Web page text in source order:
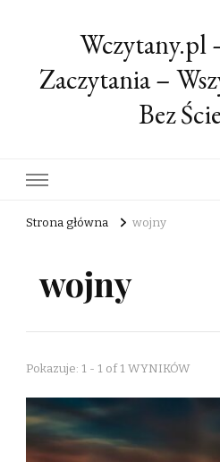
Wczytany.pl
Zaczytania –
Bez
Strona główna wojny
wojny
Pokazuje: 1 - 1 of 1 WYNIKÓW